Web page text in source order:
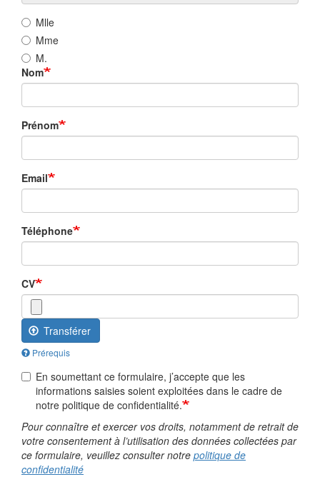
Mlle
Mme
M.
Nom
Prénom
Email
Téléphone
CV
Transférer
Prérequis
En soumettant ce formulaire, j’accepte que les
informations saisies soient exploitées dans le cadre de
notre politique de confidentialité.
Pour connaître et exercer vos droits, notamment de retrait de
votre consentement à l’utilisation des données collectées par
ce formulaire, veuillez consulter notre politique de
confidentialité